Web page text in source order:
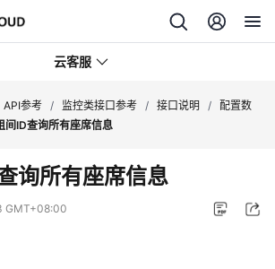
云客服
API参考 / 监控类接口参考 / 接口说明 /
配置数
间ID查询所有座席信息
询所有座席信息
GMT+08:00